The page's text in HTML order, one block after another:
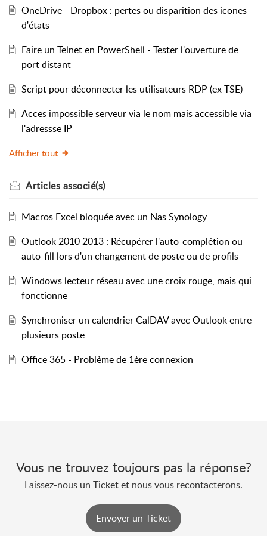
OneDrive - Dropbox : pertes ou disparition des icones
d'états
Faire un Telnet en PowerShell - Tester l'ouverture de
port distant
Script pour déconnecter les utilisateurs RDP (ex TSE)
Acces impossible serveur via le nom mais accessible via
l'adressse IP
Afficher tout
Articles associé(s)
Macros Excel bloquée avec un Nas Synology
Outlook 2010 2013 : Récupérer l'auto-complétion ou
auto-fill lors d'un changement de poste ou de profils
Windows lecteur réseau avec une croix rouge, mais qui
fonctionne
Synchroniser un calendrier CalDAV avec Outlook entre
plusieurs poste
Office 365 - Problème de 1ère connexion
Vous ne trouvez toujours pas la réponse?
Laissez-nous un Ticket et nous vous recontacterons.
Envoyer un Ticket